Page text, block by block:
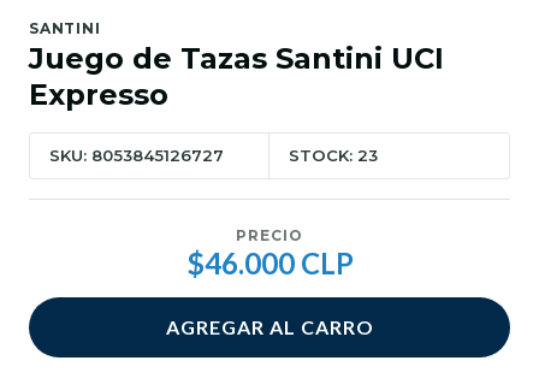
SANTINI
Juego de Tazas Santini UCI
Expresso
SKU: 8053845126727 STOCK: 23
PRECIO
$46.000 CLP
AGREGAR AL CARRO